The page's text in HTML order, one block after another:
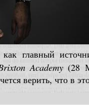
главный
Academy (28
верить, что в